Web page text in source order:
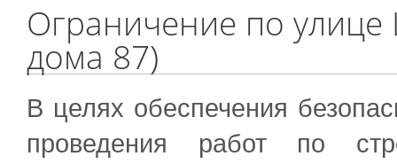
Ограничение по
дома 87)
В целях обеспечения
проведения работ по